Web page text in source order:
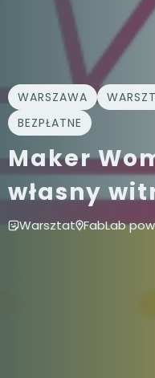
WARSZAWA
BEZPŁATNE
Maker
własny
Warsztat FabLab